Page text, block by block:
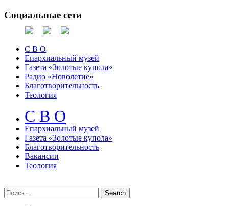
Социальные сети
С В О
Епархиальный музей
Газета «Золотые купола»
Радио «Новолетие»
Благотворительность
Теология
С В О
Епархиальный музeй
Газета «Золотые купола»
Благотворительность
Вакансии
Теология